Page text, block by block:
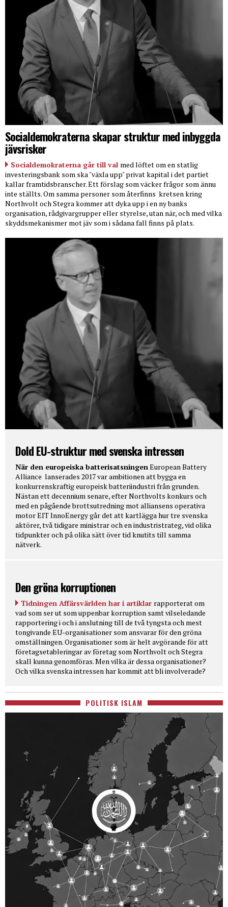
Socialdemokraterna skapar struktur med inbyggda
jävsrisker
Socialdemokraterna går till val med löftet om en statlig
investeringsbank som ska "växla upp" privat kapital i det partiet
kallar framtidsbranscher. Ett förslag som väcker frågor som ännu
inte ställts. Om samma personer som återfinns kretsen kring
Northvolt och Stegra kommer att dyka upp i en ny banks
organisation, rådgivargrupper eller styrelse, utan när, och med vilka
skyddsmekanismer mot jäv som i sådana fall finns på plats.
Dold EU-struktur med svenska intressen
När den europeiska batterisatsningenEuropean Battery
Alliance lanserades 2017 var ambitionen att bygga en
konkurrenskraftig europeisk batteriindustri från grunden.
Nästan ett decennium senare, efter Northvolts konkurs och
med en pågående brottsutredning mot alliansens operativa
motor EIT InnoEnergy går det att kartlägga hur tre svenska
aktörer, två tidigare ministrar och en industristrateg, vid olika
tidpunkter och på olika sätt över tid knutits till samma
nätverk.
Den gröna korruptionen
Tidningen Affärsvärlden har i artiklar rapporterat om
vad som ser ut som uppenbar korruption samt vilseledande
rapportering i och i anslutning till de två tyngsta och mest
tongivande EU-organisationer som ansvarar för den gröna
omställningen. Organisationer som är helt avgörande för att
företagsetableringar av företag som Northvolt och Stegra
skall kunna genomföras. Men vilka är dessa organisationer?
Och vilka svenska intressen har kommit att bli involverade?
POLITISK ISLAM